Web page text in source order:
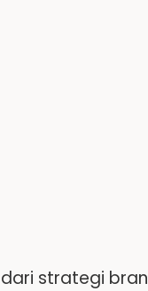
dari strategi